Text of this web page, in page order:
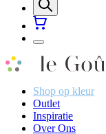
Shop op kleur
Outlet
Inspiratie
Over Ons